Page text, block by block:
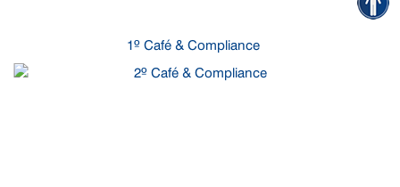
1º Café & Compliance